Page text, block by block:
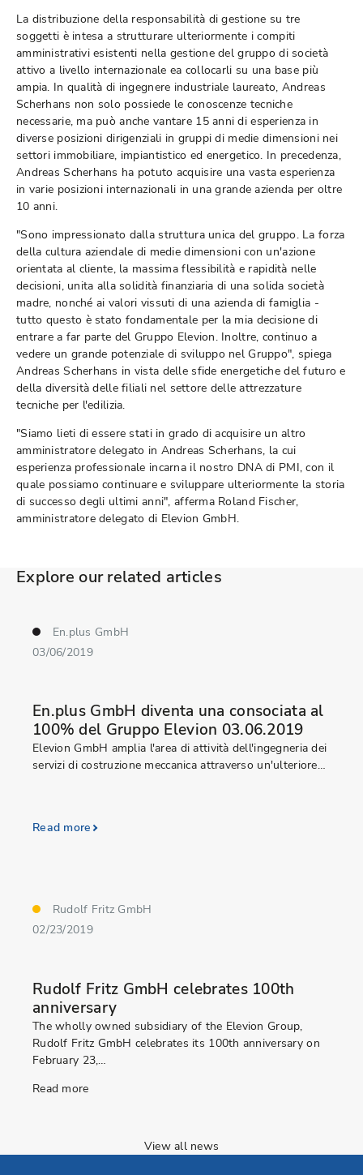
La distribuzione della responsabilità di gestione su tre
soggetti è intesa a strutturare ulteriormente i compiti
amministrativi esistenti nella gestione del gruppo di società
attivo a livello internazionale ea collocarli su una base più
ampia. In qualità di ingegnere industriale laureato, Andreas
Scherhans non solo possiede le conoscenze tecniche
necessarie, ma può anche vantare 15 anni di esperienza in
diverse posizioni dirigenziali in gruppi di medie dimensioni nei
settori immobiliare, impiantistico ed energetico. In precedenza,
Andreas Scherhans ha potuto acquisire una vasta esperienza
in varie posizioni internazionali in una grande azienda per oltre
10 anni.
"Sono impressionato dalla struttura unica del gruppo. La forza
della cultura aziendale di medie dimensioni con un'azione
orientata al cliente, la massima flessibilità e rapidità nelle
decisioni, unita alla solidità finanziaria di una solida società
madre, nonché ai valori vissuti di una azienda di famiglia -
tutto questo è stato fondamentale per la mia decisione di
entrare a far parte del Gruppo Elevion. Inoltre, continuo a
vedere un grande potenziale di sviluppo nel Gruppo", spiega
Andreas Scherhans in vista delle sfide energetiche del futuro e
della diversità delle filiali nel settore delle attrezzature
tecniche per l'edilizia.
"Siamo lieti di essere stati in grado di acquisire un altro
amministratore delegato in Andreas Scherhans, la cui
esperienza professionale incarna il nostro DNA di PMI, con il
quale possiamo continuare e sviluppare ulteriormente la storia
di successo degli ultimi anni", afferma Roland Fischer,
amministratore delegato di Elevion GmbH.
Explore our related articles
En.plus GmbH
03/06/2019
En.plus GmbH diventa una consociata al
100% del Gruppo Elevion 03.06.2019
Elevion GmbH amplia l'area di attività dell'ingegneria dei
servizi di costruzione meccanica attraverso un'ulteriore…
Read more
Rudolf Fritz GmbH
02/23/2019
Rudolf Fritz GmbH celebrates 100th
anniversary
The wholly owned subsidiary of the Elevion Group,
Rudolf Fritz GmbH celebrates its 100th anniversary on
February 23,…
Read more
View all news